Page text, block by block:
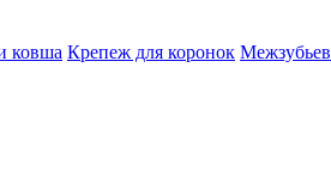
ковша Крепеж для коронок